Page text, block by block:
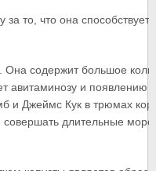
то, что она
Она содержит большое
авитаминозу и появлению
и Джеймс Кук в трюмах
длительные